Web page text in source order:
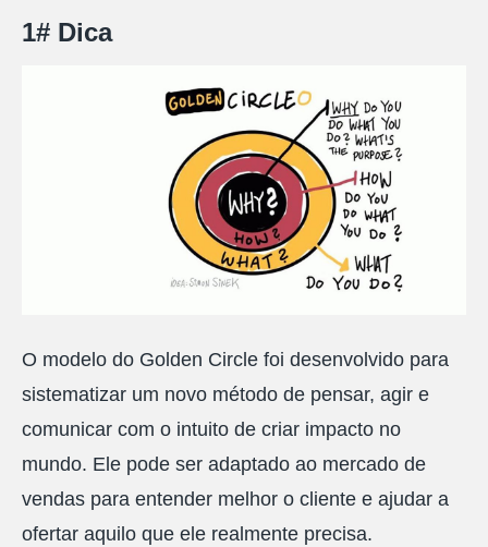
1# Dica
O modelo do Golden Circle foi desenvolvido para
sistematizar um novo método de pensar, agir e
comunicar com o intuito de criar impacto no
mundo. Ele pode ser adaptado ao mercado de
vendas para entender melhor o cliente e ajudar a
ofertar aquilo que ele realmente precisa.